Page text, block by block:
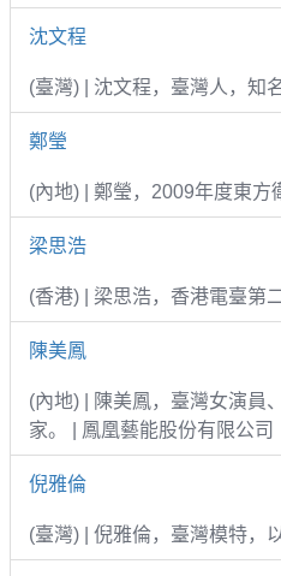
沈文程
(臺灣) | 沈文程，臺灣人，知
鄭瑩
(內地) | 鄭瑩，2009年度東方
梁思浩
(香港) | 梁思浩，香港電臺第
陳美鳳
(內地) | 陳美鳳，臺灣女演員
家。 | 鳳凰藝能股份有限公司
倪雅倫
(臺灣) | 倪雅倫，臺灣模特，